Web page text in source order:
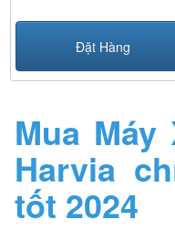
Đặt Hàng
Mua
Harvia
tốt 2024